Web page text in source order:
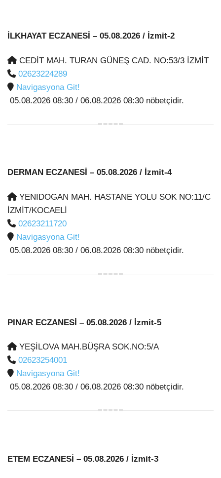
İLKHAYAT ECZANESİ – 05.08.2026 / İzmit-2
CEDİT MAH. TURAN GÜNEŞ CAD. NO:53/3 İZMİT
02623224289
Navigasyona Git!
05.08.2026 08:30 / 06.08.2026 08:30 nöbetçidir.
DERMAN ECZANESİ – 05.08.2026 / İzmit-4
YENIDOGAN MAH. HASTANE YOLU SOK NO:11/C
İZMİT/KOCAELİ
02623211720
Navigasyona Git!
05.08.2026 08:30 / 06.08.2026 08:30 nöbetçidir.
PINAR ECZANESİ – 05.08.2026 / İzmit-5
YEŞİLOVA MAH.BÜŞRA SOK.NO:5/A
02623254001
Navigasyona Git!
05.08.2026 08:30 / 06.08.2026 08:30 nöbetçidir.
ETEM ECZANESİ – 05.08.2026 / İzmit-3